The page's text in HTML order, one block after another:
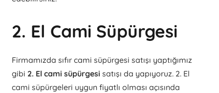
2. El Cami Süpürgesi
Firmamızda sıfır cami süpürgesi satışı yaptığımız
gibi 2. El cami süpürgesi satışı da yapıyoruz. 2. El
cami süpürgeleri uygun fiyatlı olması açısında